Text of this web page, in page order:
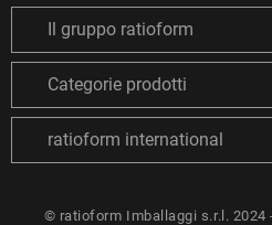
Il gruppo ratioform
Categorie prodotti
ratioform international
© ratioform Imballaggi s.r.l. 2024